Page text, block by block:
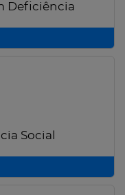
Deficiência
Social